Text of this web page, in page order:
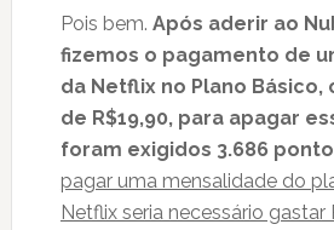
Pois bem. Após aderir ao
fizemos o pagamento de
da Netflix no Plano Básico,
de R$19,90, para apagar
foram exigidos 3.686
pagar uma mensalidade do
Netflix seria necessário gastar